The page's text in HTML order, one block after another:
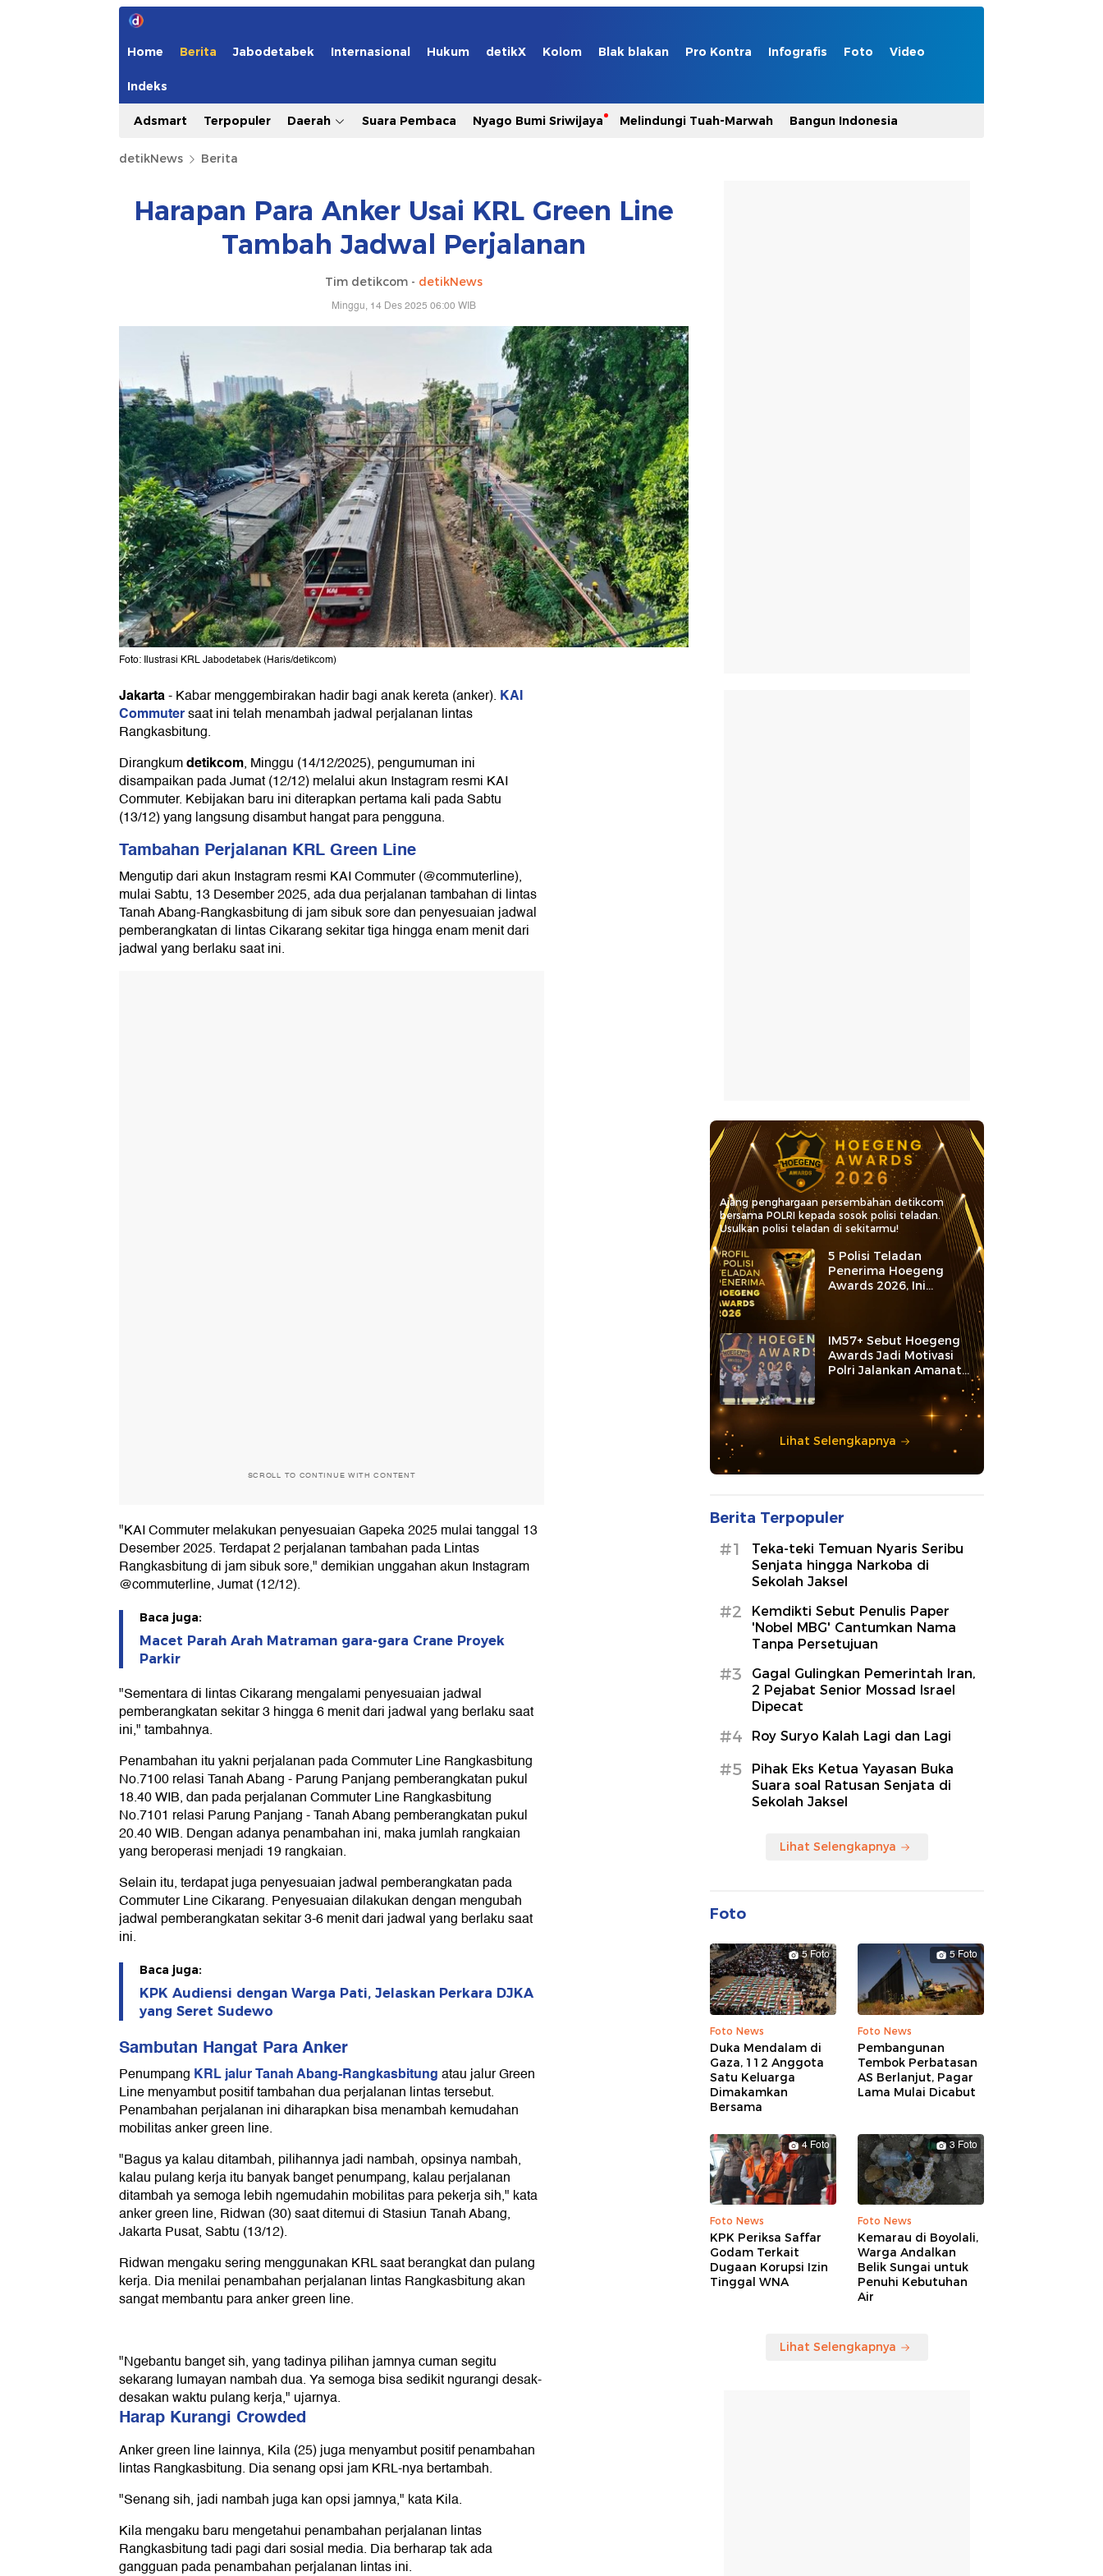
Home Berita Jabodetabek Internasional Hukum detikX Kolom Blak blakan Pro Kontra Infografis Foto Video
Indeks
Adsmart Terpopuler Daerah Suara Pembaca Nyago Bumi Sriwijaya Melindungi Tuah-Marwah Bangun Indonesia
detikNews Berita
Harapan Para Anker Usai KRL Green Line
Tambah Jadwal Perjalanan
Tim detikcom - detikNews
Minggu, 14 Des 2025 06:00 WIB
Foto: Ilustrasi KRL Jabodetabek (Haris/detikcom)
Jakarta-Kabar menggembirakan hadir bagi anak kereta (anker). KAI
Commutersaat ini telah menambah jadwal perjalanan lintas
Rangkasbitung.
Dirangkumdetikcom, Minggu (14/12/2025), pengumuman ini
disampaikan pada Jumat (12/12) melalui akun Instagram resmi KAI
Commuter. Kebijakan baru ini diterapkan pertama kali pada Sabtu
(13/12) yang langsung disambut hangat para pengguna.
Tambahan Perjalanan KRL Green Line
Mengutip dari akun Instagram resmi KAI Commuter (@commuterline),
mulai Sabtu, 13 Desember 2025, ada dua perjalanan tambahan di lintas
Tanah Abang-Rangkasbitung di jam sibuk sore dan penyesuaian jadwal
pemberangkatan di lintas Cikarang sekitar tiga hingga enam menit dari
jadwal yang berlaku saat ini.
SCROLL TO CONTINUE WITH CONTENT
"KAI Commuter melakukan penyesuaian Gapeka 2025 mulai tanggal 13
Desember 2025. Terdapat 2 perjalanan tambahan pada Lintas
Rangkasbitung di jam sibuk sore," demikian unggahan akun Instagram
@commuterline, Jumat (12/12).
Baca juga:
Macet Parah Arah Matraman gara-gara Crane Proyek
Parkir
"Sementara di lintas Cikarang mengalami penyesuaian jadwal
pemberangkatan sekitar 3 hingga 6 menit dari jadwal yang berlaku saat
ini," tambahnya.
Penambahan itu yakni perjalanan pada Commuter Line Rangkasbitung
No.7100 relasi Tanah Abang - Parung Panjang pemberangkatan pukul
18.40 WIB, dan pada perjalanan Commuter Line Rangkasbitung
No.7101 relasi Parung Panjang - Tanah Abang pemberangkatan pukul
20.40 WIB. Dengan adanya penambahan ini, maka jumlah rangkaian
yang beroperasi menjadi 19 rangkaian.
Selain itu, terdapat juga penyesuaian jadwal pemberangkatan pada
Commuter Line Cikarang. Penyesuaian dilakukan dengan mengubah
jadwal pemberangkatan sekitar 3-6 menit dari jadwal yang berlaku saat
ini.
Baca juga:
KPK Audiensi dengan Warga Pati, Jelaskan Perkara DJKA
yang Seret Sudewo
Sambutan Hangat Para Anker
Penumpang KRL jalur Tanah Abang-Rangkasbitungatau jalur Green
Line menyambut positif tambahan dua perjalanan lintas tersebut.
Penambahan perjalanan ini diharapkan bisa menambah kemudahan
mobilitas anker green line.
"Bagus ya kalau ditambah, pilihannya jadi nambah, opsinya nambah,
kalau pulang kerja itu banyak banget penumpang, kalau perjalanan
ditambah ya semoga lebih ngemudahin mobilitas para pekerja sih," kata
anker green line, Ridwan (30) saat ditemui di Stasiun Tanah Abang,
Jakarta Pusat, Sabtu (13/12).
Ridwan mengaku sering menggunakan KRL saat berangkat dan pulang
kerja. Dia menilai penambahan perjalanan lintas Rangkasbitung akan
sangat membantu para anker green line.
"Ngebantu banget sih, yang tadinya pilihan jamnya cuman segitu
sekarang lumayan nambah dua. Ya semoga bisa sedikit ngurangi desak-
desakan waktu pulang kerja," ujarnya.
Harap Kurangi Crowded
Anker green line lainnya, Kila (25) juga menyambut positif penambahan
lintas Rangkasbitung. Dia senang opsi jam KRL-nya bertambah.
"Senang sih, jadi nambah juga kan opsi jamnya," kata Kila.
Kila mengaku baru mengetahui penambahan perjalanan lintas
Rangkasbitung tadi pagi dari sosial media. Dia berharap tak ada
gangguan pada penambahan perjalanan lintas ini.
Ajang penghargaan persembahan detikcom
bersama POLRI kepada sosok polisi teladan.
Usulkan polisi teladan di sekitarmu!
5 Polisi Teladan
Penerima Hoegeng
Awards 2026, Ini
Kategori dan Kiprahnya
IM57+ Sebut Hoegeng
Awards Jadi Motivasi
Polri Jalankan Amanat
Lihat Selengkapnya
Berita Terpopuler
#1
Teka-teki Temuan Nyaris Seribu
Senjata hingga Narkoba di
Sekolah Jaksel
#2
Kemdikti Sebut Penulis Paper
'Nobel MBG' Cantumkan Nama
Tanpa Persetujuan
#3
Gagal Gulingkan Pemerintah Iran,
2 Pejabat Senior Mossad Israel
Dipecat
#4 Roy Suryo Kalah Lagi dan Lagi
#5
Pihak Eks Ketua Yayasan Buka
Suara soal Ratusan Senjata di
Sekolah Jaksel
Lihat Selengkapnya
Foto
5 Foto
Foto News
Duka Mendalam di
Gaza, 112 Anggota
Satu Keluarga
Dimakamkan
Bersama
5 Foto
Foto News
Pembangunan
Tembok Perbatasan
AS Berlanjut, Pagar
Lama Mulai Dicabut
4 Foto
Foto News
KPK Periksa Saffar
Godam Terkait
Dugaan Korupsi Izin
Tinggal WNA
3 Foto
Foto News
Kemarau di Boyolali,
Warga Andalkan
Belik Sungai untuk
Penuhi Kebutuhan
Air
Lihat Selengkapnya